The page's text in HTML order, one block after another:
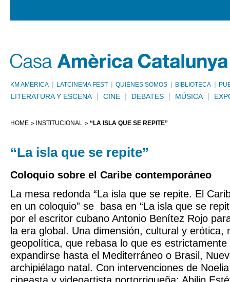
KM AMÈRICA LATCINEMA FEST QUIÉNES SOMOS BIBLIOTECA
LITERATURA Y ESCENA CINE DEBATES MÚSICA
HOME INSTITUCIONAL “LA ISLA QUE SE REPITE”
“La isla que se repite”
Coloquio sobre el Caribe contemporáneo
La mesa redonda “La isla que se repite. El
en un coloquio” se basa en “La isla que se
por el escritor cubano Antonio Benítez Rojo
la era global. Una dimensión, cultural y erótica,
geopolítica, que rebasa lo que es
expandirse hasta el Mediterráneo o Brasil,
archipiélago natal. Con intervenciones de